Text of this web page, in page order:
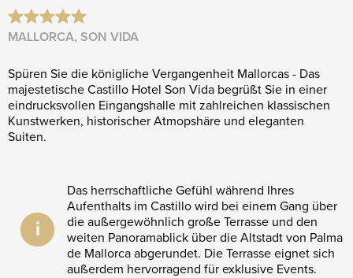
MALLORCA, SON VIDA
Spüren Sie die königliche Vergangenheit Mallorcas - Das
majestetische Castillo Hotel Son Vida begrüßt Sie in einer
eindrucksvollen Eingangshalle mit zahlreichen klassischen
Kunstwerken, historischer Atmopshäre und eleganten
Suiten.
i
Das herrschaftliche Gefühl während Ihres
Aufenthalts im Castillo wird bei einem Gang über
die außergewöhnlich große Terrasse und den
weiten Panoramablick über die Altstadt von Palma
de Mallorca abgerundet. Die Terrasse eignet sich
außerdem hervorragend für exklusive Events.